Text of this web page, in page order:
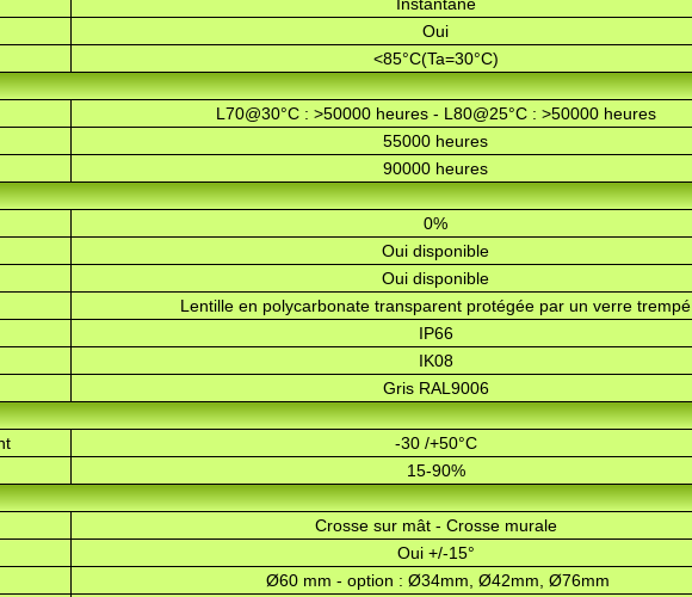
Oui
<85°C(Ta=30°C)
L70@30°C : >50000 heures - L80@25°C : >50000 heures
55000 heures
90000 heures
0%
Oui disponible
Oui disponible
Lentille en polycarbonate transparent protégée par un verre trempé
IP66
IK08
Gris RAL9006
-30 /+50°C
15-90%
Crosse sur mât - Crosse murale
Oui +/-15°
Ø60 mm - option : Ø34mm, Ø42mm, Ø76mm